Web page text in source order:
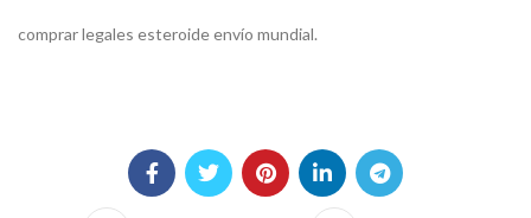
comprar legales esteroide envío mundial.